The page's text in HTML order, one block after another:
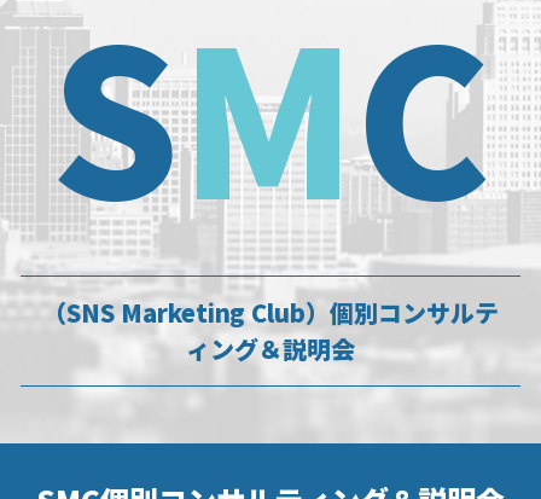
SMC
（SNS Marketing Club）個別コンサルテ
ィング＆説明会